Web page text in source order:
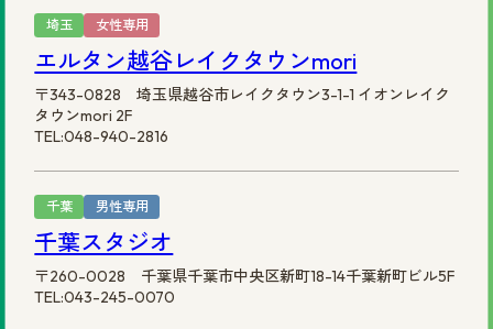
埼玉 女性専用
エルタン越谷レイクタウンmori
〒343-0828 埼玉県越谷市レイクタウン3-1-1 イオンレイク
タウンmori 2F
TEL:048-940-2816
千葉 男性専用
千葉スタジオ
〒260-0028 千葉県千葉市中央区新町18-14千葉新町ビル5F
TEL:043-245-0070